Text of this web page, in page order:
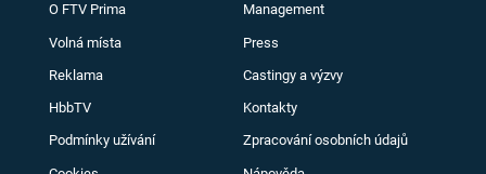
O FTV Prima Management
Volná místa Press
Reklama Castingy a výzvy
HbbTV Kontakty
Podmínky užívání Zpracování osobních údajů